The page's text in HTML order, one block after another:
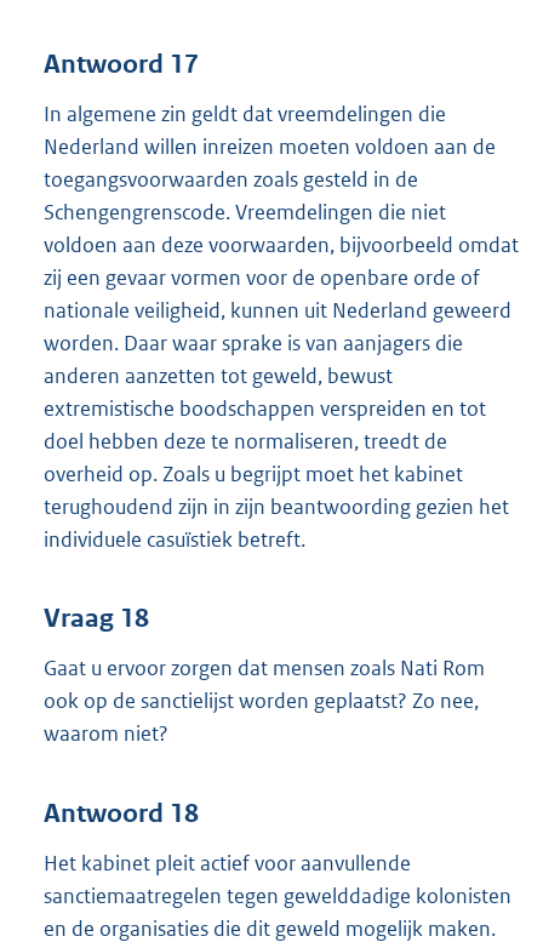
Antwoord 17
In algemene zin geldt dat vreemdelingen die
Nederland willen inreizen moeten voldoen aan de
toegangsvoorwaarden zoals gesteld in de
Schengengrenscode. Vreemdelingen die niet
voldoen aan deze voorwaarden, bijvoorbeeld omdat
zij een gevaar vormen voor de openbare orde of
nationale veiligheid, kunnen uit Nederland geweerd
worden. Daar waar sprake is van aanjagers die
anderen aanzetten tot geweld, bewust
extremistische boodschappen verspreiden en tot
doel hebben deze te normaliseren, treedt de
overheid op. Zoals u begrijpt moet het kabinet
terughoudend zijn in zijn beantwoording gezien het
individuele casuïstiek betreft.
Vraag 18
Gaat u ervoor zorgen dat mensen zoals Nati Rom
ook op de sanctielijst worden geplaatst? Zo nee,
waarom niet?
Antwoord 18
Het kabinet pleit actief voor aanvullende
sanctiemaatregelen tegen gewelddadige kolonisten
en de organisaties die dit geweld mogelijk maken.